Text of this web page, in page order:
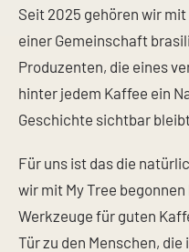
Seit 2025 gehören wir mit
einer Gemeinschaft
Produzenten, die eines
hinter jedem Kaffee ein
Geschichte sichtbar
Für uns ist das die
wir mit My Tree
Werkzeuge für guten
Tür zu den Menschen,